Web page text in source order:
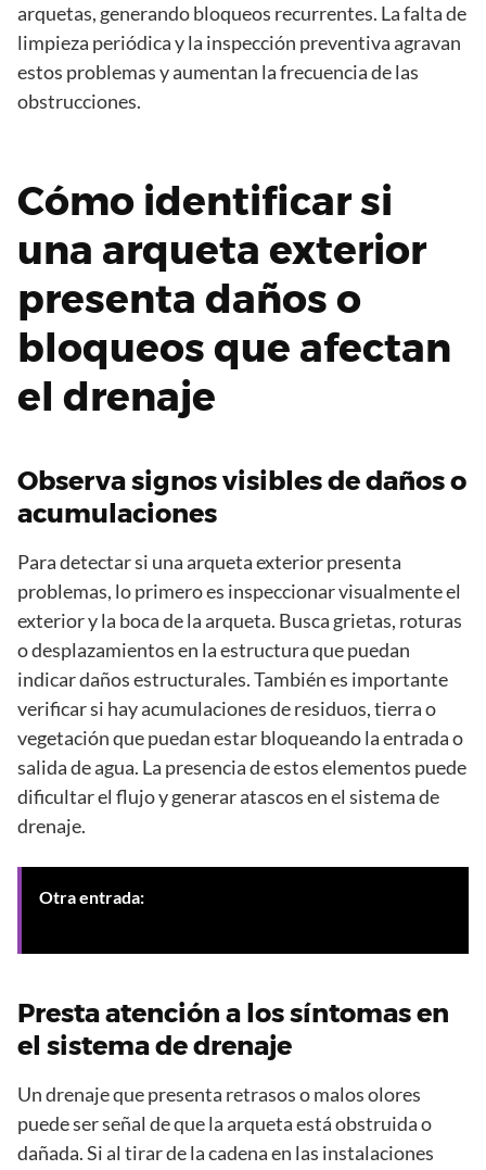
arquetas, generando bloqueos recurrentes. La falta de
limpieza periódica y la inspección preventiva agravan
estos problemas y aumentan la frecuencia de las
obstrucciones.
Cómo identificar si
una arqueta exterior
presenta daños o
bloqueos que afectan
el drenaje
Observa signos visibles de daños o
acumulaciones
Para detectar si una arqueta exterior presenta
problemas, lo primero es inspeccionar visualmente el
exterior y la boca de la arqueta. Busca grietas, roturas
o desplazamientos en la estructura que puedan
indicar daños estructurales. También es importante
verificar si hay acumulaciones de residuos, tierra o
vegetación que puedan estar bloqueando la entrada o
salida de agua. La presencia de estos elementos puede
dificultar el flujo y generar atascos en el sistema de
drenaje.
Otra entrada:
Presta atención a los síntomas en
el sistema de drenaje
Un drenaje que presenta retrasos o malos olores
puede ser señal de que la arqueta está obstruida o
dañada. Si al tirar de la cadena en las instalaciones